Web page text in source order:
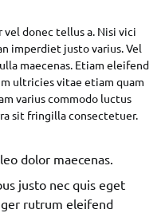
donec tellus a. Nisi vici
imperdiet justo varius. Vel
maecenas. Etiam eleifend
ultricies vitae etiam quam
varius commodo luctus
sit fringilla consectetuer.
dolor maecenas.
justo nec quis eget
rutrum eleifend